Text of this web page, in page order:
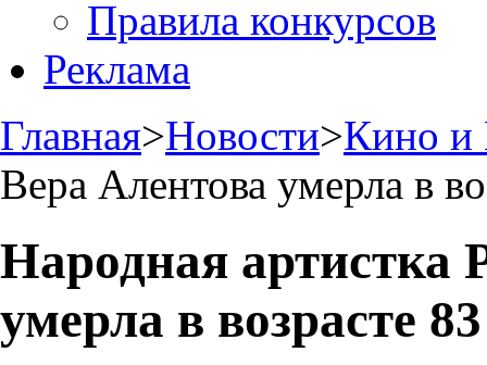
Правила конкурсов
Реклама
Главная>Новости>Кино и
Вера Алентова умерла в
Народная артистка
умерла в возрасте